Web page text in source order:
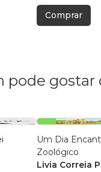
Comprar
pode gostar
Um Dia
Zoológico
Livia Correia